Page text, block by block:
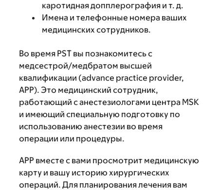
каротидная допплерография и т. д.
Имена и телефонные номера ваших
медицинских сотрудников.
Во время PST вы познакомитесь с
медсестрой/медбратом высшей
квалификации (advance practice provider,
АPP). Это медицинский сотрудник,
работающий с анестезиологами центра MSK
и имеющий специальную подготовку по
использованию анестезии во время
операции или процедуры.
APP вместе с вами просмотрит медицинскую
карту и вашу историю хирургических
операций. Для планирования лечения вам